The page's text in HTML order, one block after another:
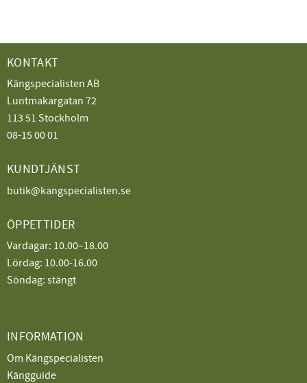
KONTAKT
Kängspecialisten AB
Luntmakargatan 72
113 51 Stockholm
08-15 00 01
KUNDTJÄNST
butik@kangspecialisten.se
ÖPPETTIDER
Vardagar: 10.00–18.00
Lördag: 10.00-16.00
Söndag: stängt
INFORMATION
Om Kängspecialisten
Kängguide